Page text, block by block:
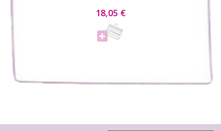
18,05 €